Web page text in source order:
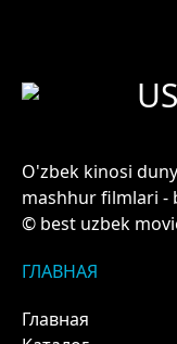
O'zbek kinosi
mashhur filmlari -
© best uzbek
ГЛАВНАЯ
Главная